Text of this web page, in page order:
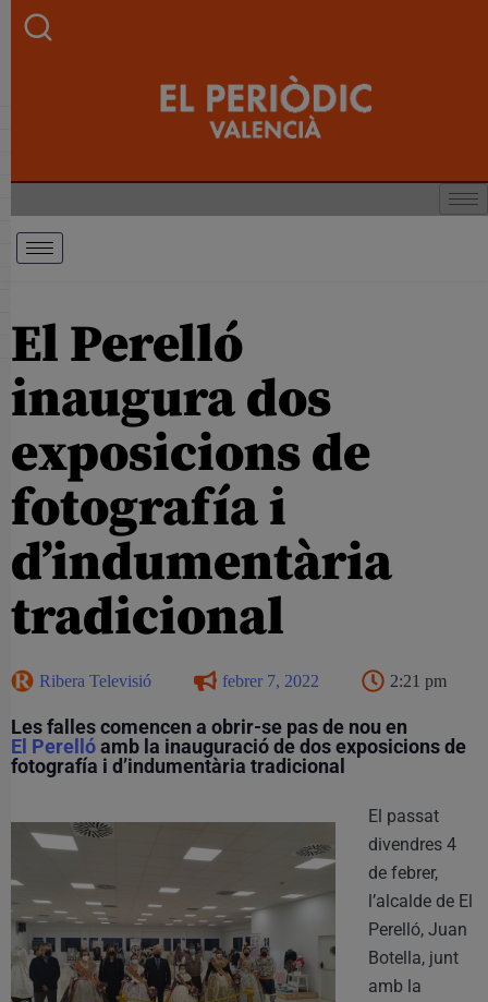
El Perelló
inaugura dos
exposicions de
fotografía i
d’indumentària
tradicional
Ribera Televisió febrer 7, 2022 2:21 pm
Les falles comencen a obrir-se pas de nou en
El Perellóamb la inauguració de dos exposicions de
fotografía i d’indumentària tradicional
El passat
divendres 4
de febrer,
l’alcalde de El
Perelló, Juan
Botella, junt
amb la